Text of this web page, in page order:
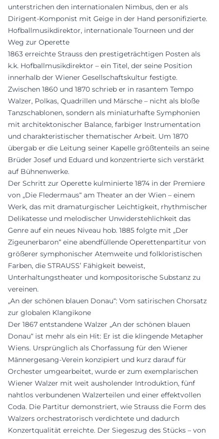
unterstrichen den internationalen Nimbus, den er als
Dirigent-Komponist mit Geige in der Hand personifizierte.
Hofballmusikdirektor, internationale Tourneen und der
Weg zur Operette
1863 erreichte Strauss den prestigeträchtigen Posten als
k.k. Hofballmusikdirektor – ein Titel, der seine Position
innerhalb der Wiener Gesellschaftskultur festigte.
Zwischen 1860 und 1870 schrieb er in rasantem Tempo
Walzer, Polkas, Quadrillen und Märsche – nicht als bloße
Tanzschablonen, sondern als miniaturhafte Symphonien
mit architektonischer Balance, farbiger Instrumentation
und charakteristischer thematischer Arbeit. Um 1870
übergab er die Leitung seiner Kapelle größtenteils an seine
Brüder Josef und Eduard und konzentrierte sich verstärkt
auf Bühnenwerke.
Der Schritt zur Operette kulminierte 1874 in der Premiere
von „Die Fledermaus“ am Theater an der Wien – einem
Werk, das mit dramaturgischer Leichtigkeit, rhythmischer
Delikatesse und melodischer Unwiderstehlichkeit das
Genre auf ein neues Niveau hob. 1885 folgte mit „Der
Zigeunerbaron“ eine abendfüllende Operettenpartitur von
größerer symphonischer Atemweite und folkloristischen
Farben, die STRAUSS’ Fähigkeit beweist,
Unterhaltungstheater und kompositorische Substanz zu
vereinen.
„An der schönen blauen Donau“: Vom satirischen Chorsatz
zur globalen Klangikone
Der 1867 entstandene Walzer „An der schönen blauen
Donau“ ist mehr als ein Hit: Er ist die klingende Metapher
Wiens. Ursprünglich als Chorfassung für den Wiener
Männergesang-Verein konzipiert und kurz darauf für
Orchester umgearbeitet, wurde er zum exemplarischen
Wiener Walzer mit weit ausholender Introduktion, fünf
nahtlos verbundenen Walzerteilen und einer effektvollen
Coda. Die Partitur demonstriert, wie Strauss die Form des
Walzers orchestratorisch verdichtete und dadurch
Konzertqualität erreichte. Der Siegeszug des Stücks – von